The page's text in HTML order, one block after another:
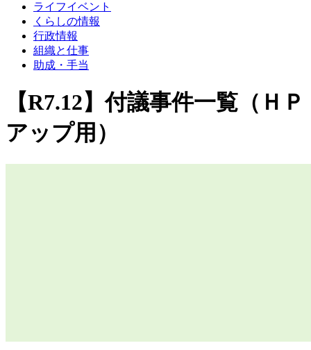
ライフイベント
くらしの情報
行政情報
組織と仕事
助成・手当
【R7.12】付議事件一覧（ＨＰ
アップ用）